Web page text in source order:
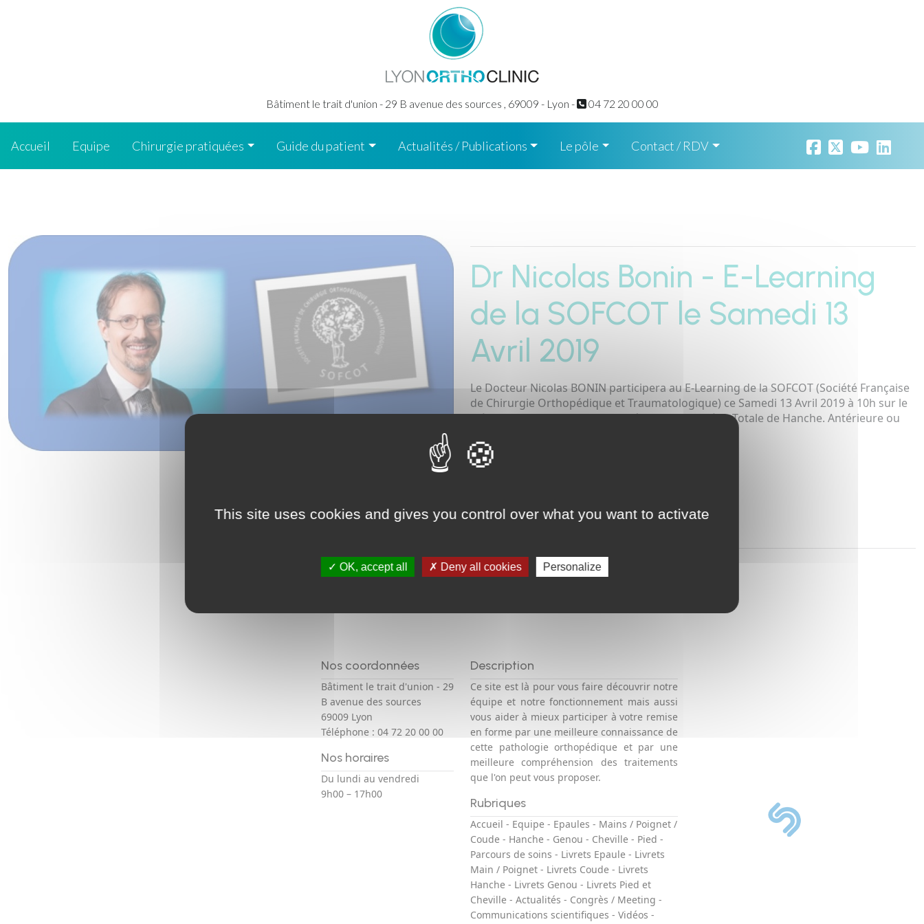
Bâtiment le trait d'union - 29 B avenue des sources , 69009 - Lyon - 04 72 20 00 00
Accueil Equipe Chirurgie pratiquées Guide du patient Actualités / Publications Le pôle Contact / RDV
Dr Nicolas Bonin - E-Learning
de la SOFCOT le Samedi 13
Avril 2019
Le Docteur Nicolas BONIN participera au E-Learning de la SOFCOT (Société Française
de Chirurgie Orthopédique et Traumatologique) ce Samedi 13 Avril 2019 à 10h sur le
thème " Voies d'abords optimisées pour Prothèse Totale de Hanche. Antérieure ou
Pour plus d'informations, CLIQUEZ ICI
RETOUR
Nos coordonnées
Bâtiment le trait d'union - 29
B avenue des sources
69009 Lyon
Téléphone : 04 72 20 00 00
Nos horaires
Du lundi au vendredi
9h00 – 17h00
Description
Ce site est là pour vous faire découvrir notre
équipe et notre fonctionnement mais aussi
vous aider à mieux participer à votre remise
en forme par une meilleure connaissance de
cette pathologie orthopédique et par une
meilleure compréhension des traitements
que l'on peut vous proposer.
Rubriques
Accueil - Equipe - Epaules - Mains / Poignet /
Coude - Hanche - Genou - Cheville - Pied -
Parcours de soins - Livrets Epaule - Livrets
Main / Poignet - Livrets Coude - Livrets
Hanche - Livrets Genou - Livrets Pied et
Cheville - Actualités - Congrès / Meeting -
Communications scientifiques - Vidéos -
This site uses cookies and gives you control over what you want to activate
OK, accept all Deny all cookies Personalize